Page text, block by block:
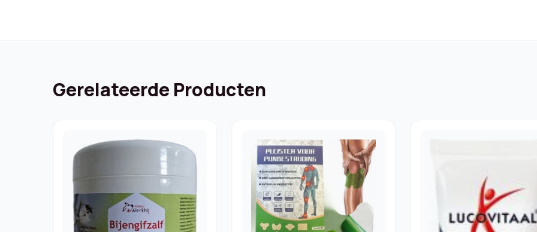
Gerelateerde Producten